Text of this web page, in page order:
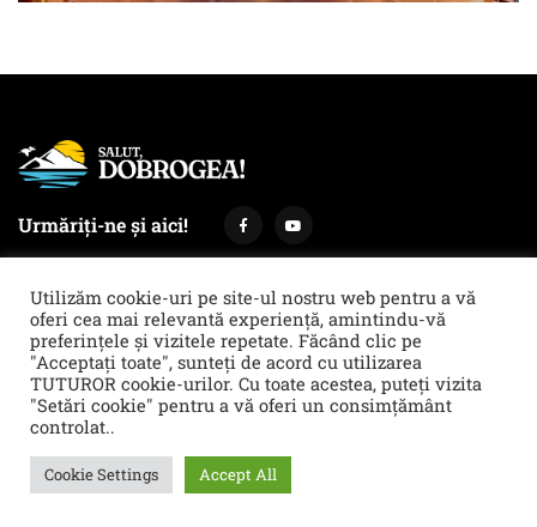
Urmăriți-ne și aici!
Termeni și condiții
Politica de cookies & GDPR
Noi îți facem reclamă!
© 2021 Salut, Dobrogea! - Ziar de informare și atitudine || E-mail:
Utilizăm cookie-uri pe site-ul nostru web pentru a vă
oferi cea mai relevantă experiență, amintindu-vă
preferințele și vizitele repetate. Făcând clic pe
"Acceptați toate", sunteți de acord cu utilizarea
TUTUROR cookie-urilor. Cu toate acestea, puteți vizita
"Setări cookie" pentru a vă oferi un consimțământ
controlat..
Cookie Settings Accept All